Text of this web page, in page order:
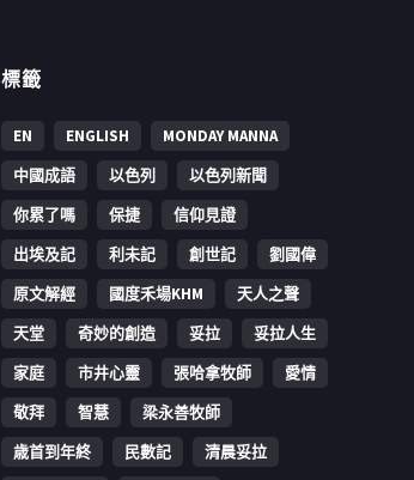
標籤
EN ENGLISH
MONDAY MANNA
中國成語
以色列
以色列新聞
你累了嗎
保捷
信仰見證
出埃及記
利未記 創世記
劉國偉
原文解經
國度禾場KHM
天人之聲
天堂
奇妙的創造 妥拉
妥拉人生
家庭
市井心靈 張哈拿牧師
愛情
敬拜
智慧
梁永善牧師
歳首到年終
民數記 清晨妥拉